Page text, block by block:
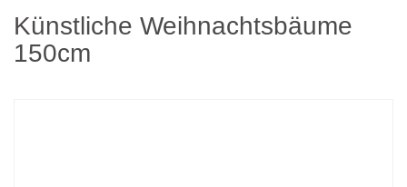
Künstliche Weihnachtsbäume
150cm